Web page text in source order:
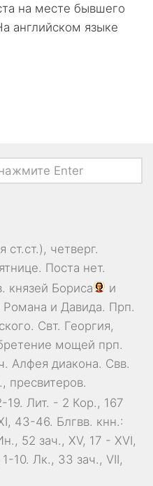
на месте бывшего
английском языке
ст.ст.), четверг.
Поста нет.
князей Бориса
и
и Давида. Прп.
Свт. Георгия,
мощей прп.
Алфея диакона. Свв.
пресвитеров.
19. Лит. - 2 Кор., 167
43-46. Блгвв. кнн.:
52 зач., XV, 17 - XVI,
10. Лк., 33 зач., VII,